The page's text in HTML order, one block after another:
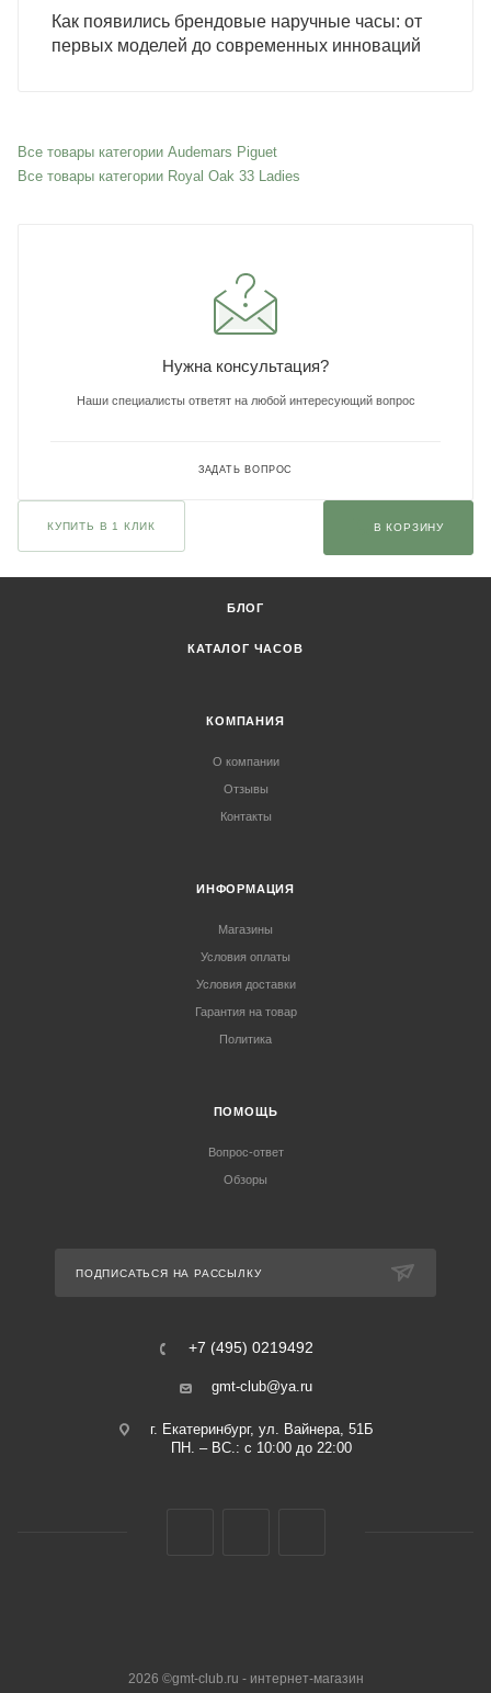
Как появились брендовые наручные часы: от
первых моделей до современных инноваций
Все товары категории Audemars Piguet
Все товары категории Royal Oak 33 Ladies
Нужна консультация?
Наши специалисты ответят на любой интересующий вопрос
ЗАДАТЬ ВОПРОС
КУПИТЬ В 1 КЛИК В КОРЗИНУ
БЛОГ
КАТАЛОГ ЧАСОВ
КОМПАНИЯ
О компании
Отзывы
Контакты
ИНФОРМАЦИЯ
Магазины
Условия оплаты
Условия доставки
Гарантия на товар
Политика
ПОМОЩЬ
Вопрос-ответ
Обзоры
ПОДПИСАТЬСЯ НА РАССЫЛКУ
+7 (495) 0219492
gmt-club@ya.ru
г. Екатеринбург, ул. Вайнера, 51Б
ПН. – ВС.: с 10:00 до 22:00
2026 ©gmt-club.ru - интернет-магазин